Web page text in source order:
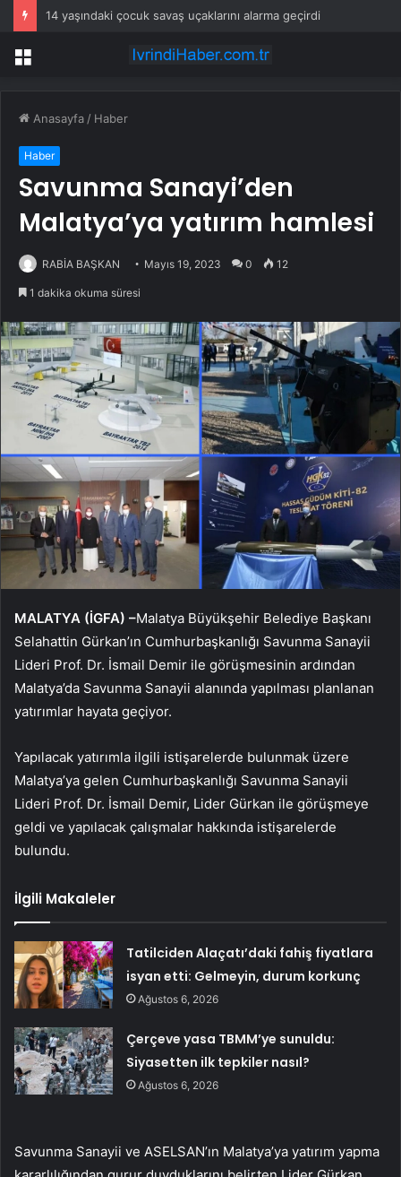
14 yaşındaki çocuk savaş uçaklarını alarma geçirdi
Menü
Anasayfa / Haber
Haber
Savunma Sanayi’den
Malatya’ya yatırım hamlesi
RABİA BAŞKAN Mayıs 19, 2023 0 12
1 dakika okuma süresi
MALATYA (İGFA) –Malatya Büyükşehir Belediye Başkanı
Selahattin Gürkan’ın Cumhurbaşkanlığı Savunma Sanayii
Lideri Prof. Dr. İsmail Demir ile görüşmesinin ardından
Malatya’da Savunma Sanayii alanında yapılması planlanan
yatırımlar hayata geçiyor.
Yapılacak yatırımla ilgili istişarelerde bulunmak üzere
Malatya’ya gelen Cumhurbaşkanlığı Savunma Sanayii
Lideri Prof. Dr. İsmail Demir, Lider Gürkan ile görüşmeye
geldi ve yapılacak çalışmalar hakkında istişarelerde
bulundu.
İlgili Makaleler
Tatilciden Alaçatı’daki fahiş fiyatlara
isyan etti: Gelmeyin, durum korkunç
Ağustos 6, 2026
Çerçeve yasa TBMM’ye sunuldu:
Siyasetten ilk tepkiler nasıl?
Ağustos 6, 2026
Savunma Sanayii ve ASELSAN’ın Malatya’ya yatırım yapma